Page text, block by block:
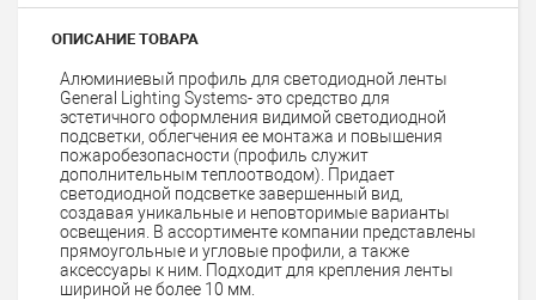
ОПИСАНИЕ ТОВАРА
Алюминиевый профиль для светодиодной ленты
General Lighting Systems- это средство для
эстетичного оформления видимой светодиодной
подсветки, облегчения ее монтажа и повышения
пожаробезопасности (профиль служит
дополнительным теплоотводом). Придает
светодиодной подсветке завершенный вид,
создавая уникальные и неповторимые варианты
освещения. В ассортименте компании представлены
прямоугольные и угловые профили, а также
аксессуары к ним. Подходит для крепления ленты
шириной не более 10 мм.